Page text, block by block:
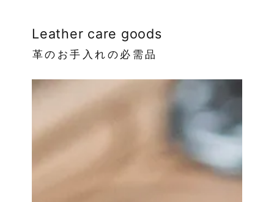
Leather care goods
革のお手入れの必需品